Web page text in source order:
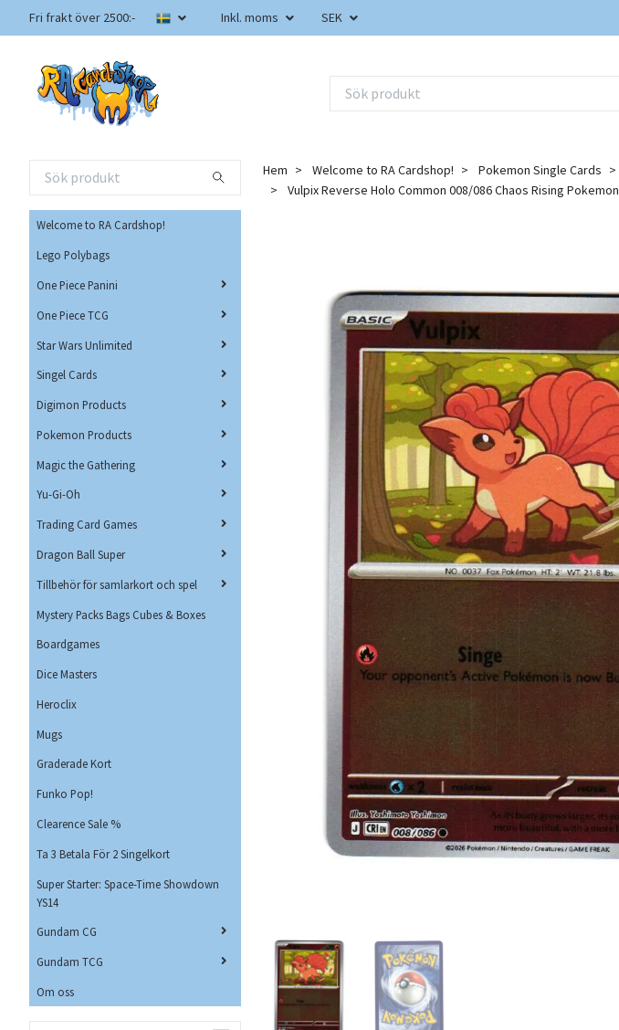
Fri frakt över 2500:- Inkl. moms SEK
Welcome to RA Cardshop!
Lego Polybags
One Piece Panini
One Piece TCG
Star Wars Unlimited
Singel Cards
Digimon Products
Pokemon Products
Magic the Gathering
Yu-Gi-Oh
Trading Card Games
Dragon Ball Super
Tillbehör för samlarkort och spel
Mystery Packs Bags Cubes & Boxes
Boardgames
Dice Masters
Heroclix
Mugs
Graderade Kort
Funko Pop!
Clearence Sale %
Ta 3 Betala För 2 Singelkort
Super Starter: Space-Time Showdown
YS14
Gundam CG
Gundam TCG
Om oss
Hem Welcome to RA Cardshop! Pokemon Single Cards
Vulpix Reverse Holo Common 008/086 Chaos Rising Pokemon